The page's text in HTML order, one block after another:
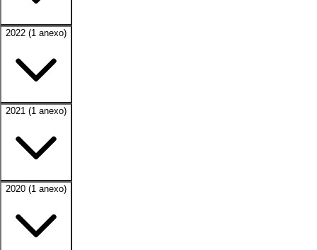
2022 (1 anexo)
2021 (1 anexo)
2020 (1 anexo)